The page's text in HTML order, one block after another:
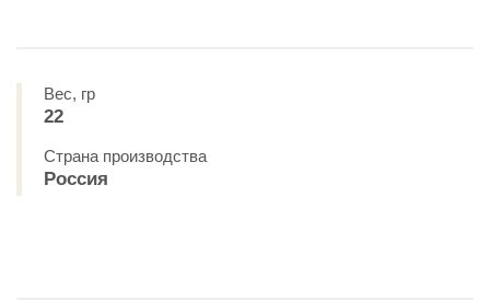
Вес, гр
22
Страна производства
Россия